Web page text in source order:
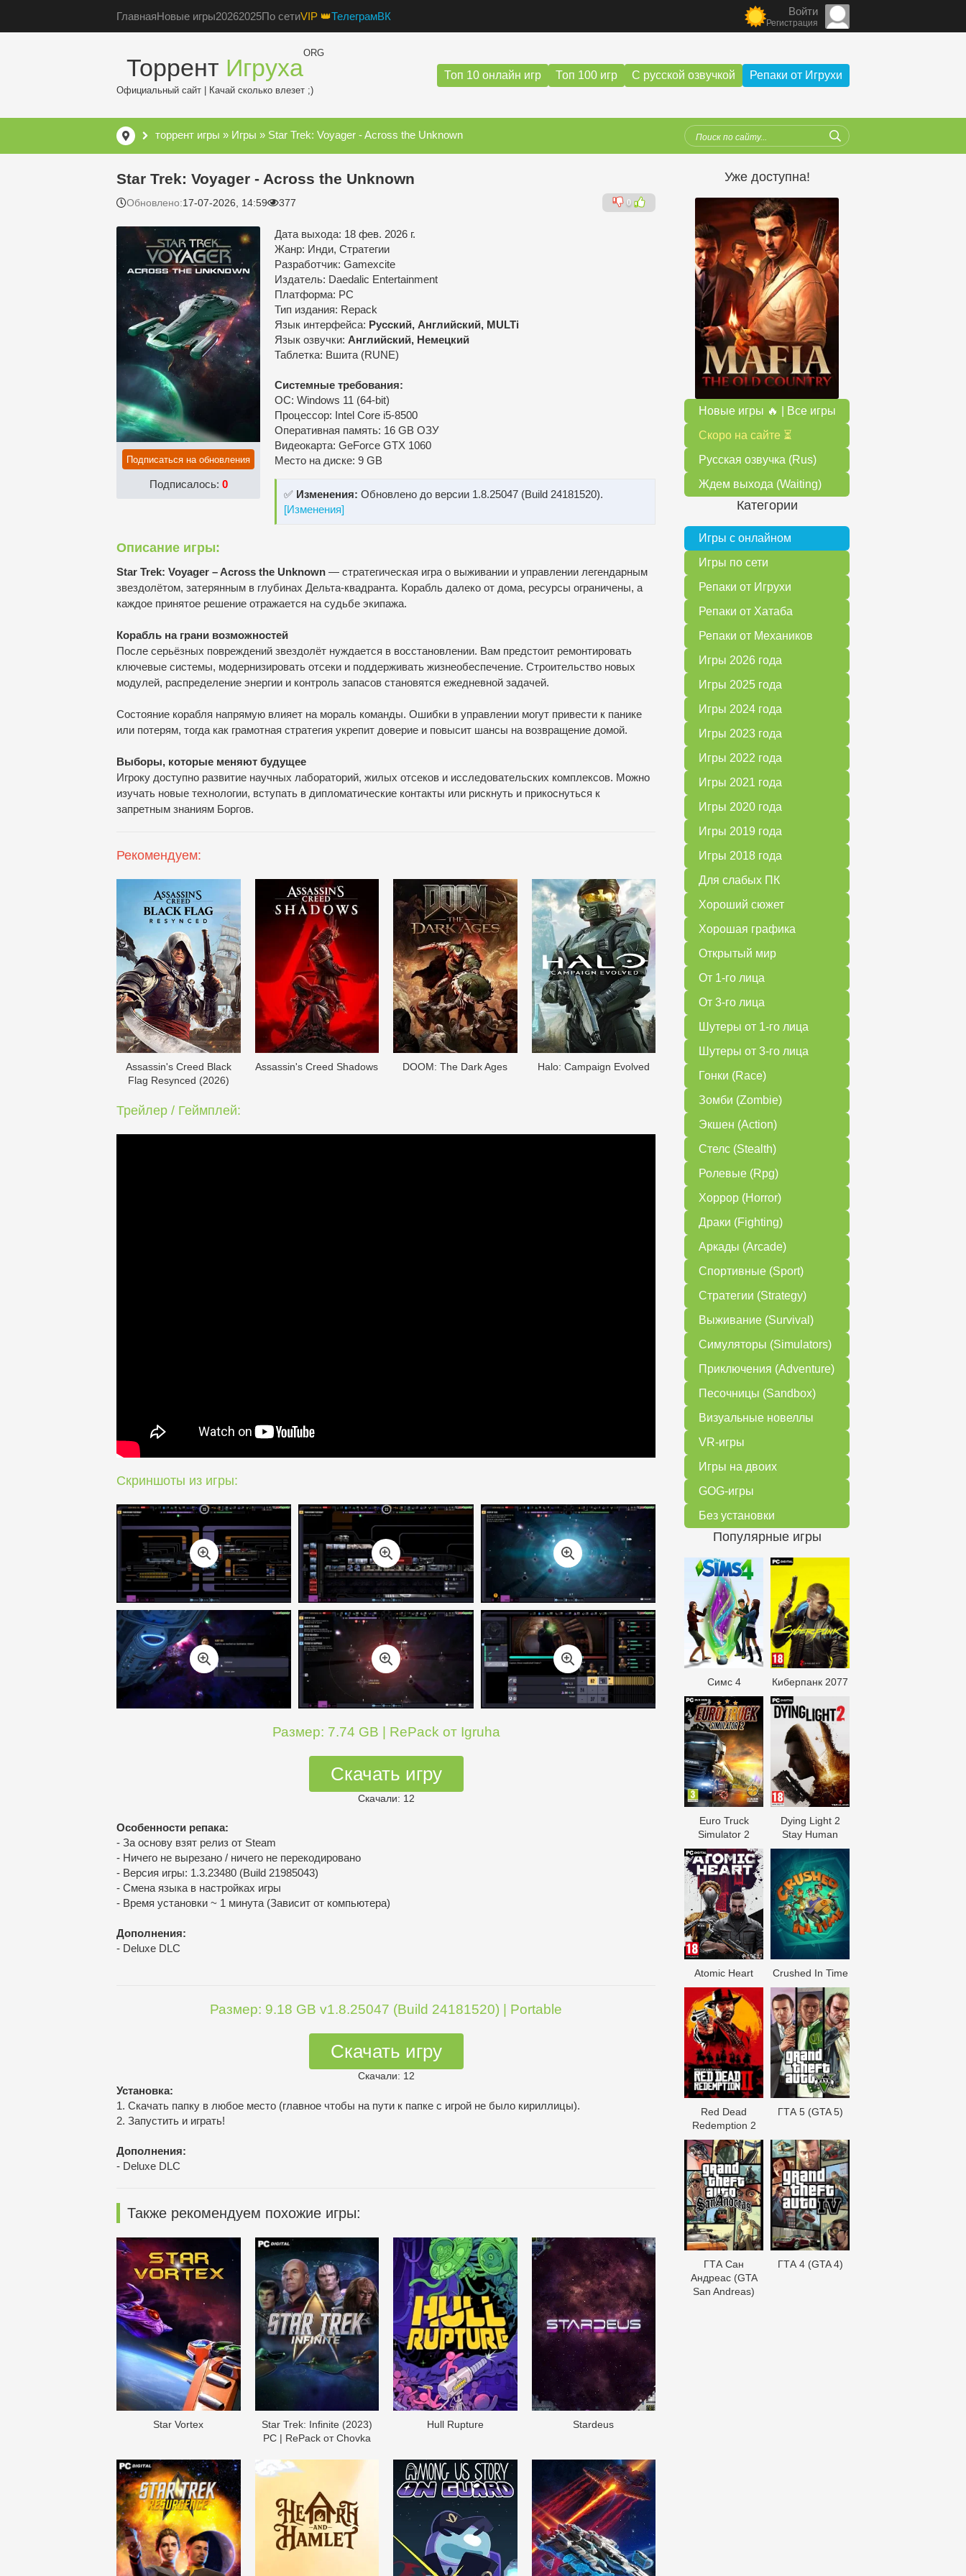
ГлавнаяНовые игры20262025По сетиVIP 👑ТелеграмВК Войти
Регистрация
Торрент Игруха
ORG
Официальный сайт | Качай сколько влезет ;)
Топ 10 онлайн игр Топ 100 игр С русской озвучкой Репаки от Игрухи
торрент игры » Игры » Star Trek: Voyager - Across the Unknown
Star Trek: Voyager - Across the Unknown
Обновлено:17-07-2026, 14:59 377 0
Подписаться на обновления
Подписалось: 0
Дата выхода: 18 фев. 2026 г.
Жанр: Инди, Стратегии
Разработчик: Gamexcite
Издатель: Daedalic Entertainment
Платформа: PC
Тип издания: Repack
Язык интерфейса: Русский, Английский, MULTi
Язык озвучки: Английский, Немецкий
Таблетка: Вшита (RUNE)
Системные требования:
ОС: Windows 11 (64-bit)
Процессор: Intel Core i5-8500
Оперативная память: 16 GB ОЗУ
Видеокарта: GeForce GTX 1060
Место на диске: 9 GB
✅ Изменения: Обновлено до версии 1.8.25047 (Build 24181520).
[Изменения]
Описание игры:
Star Trek: Voyager – Across the Unknown — стратегическая игра о выживании и управлении легендарным
звездолётом, затерянным в глубинах Дельта-квадранта. Корабль далеко от дома, ресурсы ограничены, а
каждое принятое решение отражается на судьбе экипажа.
Корабль на грани возможностей
После серьёзных повреждений звездолёт нуждается в восстановлении. Вам предстоит ремонтировать
ключевые системы, модернизировать отсеки и поддерживать жизнеобеспечение. Строительство новых
модулей, распределение энергии и контроль запасов становятся ежедневной задачей.
Состояние корабля напрямую влияет на мораль команды. Ошибки в управлении могут привести к панике
или потерям, тогда как грамотная стратегия укрепит доверие и повысит шансы на возвращение домой.
Выборы, которые меняют будущее
Игроку доступно развитие научных лабораторий, жилых отсеков и исследовательских комплексов. Можно
изучать новые технологии, вступать в дипломатические контакты или рискнуть и прикоснуться к
запретным знаниям Боргов.
Рекомендуем:
Assassin's Creed Black
Flag Resynced (2026)
Assassin's Creed Shadows DOОM: The Dark Ages Halo: Campaign Evolved
Трейлер / Геймплей:
Скриншоты из игры:
Размер: 7.74 GB | RePack от Igruha
Скачать игру
Скачали: 12
Особенности репака:
- За основу взят релиз от Steam
- Ничего не вырезано / ничего не перекодировано
- Версия игры: 1.3.23480 (Build 21985043)
- Смена языка в настройках игры
- Время установки ~ 1 минута (Зависит от компьютера)
Дополнения:
- Deluxe DLC
Размер: 9.18 GB v1.8.25047 (Build 24181520) | Portable
Скачать игру
Скачали: 12
Установка:
1. Скачать папку в любое место (главное чтобы на пути к папке с игрой не было кириллицы).
2. Запустить и играть!
Дополнения:
- Deluxe DLC
Также рекомендуем похожие игры:
Star Vortex
Star Trek: Infinite (2023)
PC | RePack от Chovka
Hull Rupture Stardeus
Уже доступна!
Новые игры 🔥 | Все игры
Скоро на сайте ⏳
Русская озвучка (Rus)
Ждем выхода (Waiting)
Категории
Игры с онлайном
Игры по сети
Репаки от Игрухи
Репаки от Хатаба
Репаки от Механиков
Игры 2026 года
Игры 2025 года
Игры 2024 года
Игры 2023 года
Игры 2022 года
Игры 2021 года
Игры 2020 года
Игры 2019 года
Игры 2018 года
Для слабых ПК
Хороший сюжет
Хорошая графика
Открытый мир
От 1-го лица
От 3-го лица
Шутеры от 1-го лица
Шутеры от 3-го лица
Гонки (Race)
Зомби (Zombie)
Экшен (Action)
Стелс (Stealth)
Ролевые (Rpg)
Хоррор (Horror)
Драки (Fighting)
Аркады (Arcade)
Спортивные (Sport)
Стратегии (Strategy)
Выживание (Survival)
Симуляторы (Simulators)
Приключения (Adventure)
Песочницы (Sandbox)
Визуальные новеллы
VR-игры
Игры на двоих
GOG-игры
Без установки
Популярные игры
Симс 4 Киберпанк 2077
Euro Truck
Simulator 2
Dying Light 2
Stay Human
Atomic Heart Crushed In Time
Red Dead
Redеmption 2
ГТА 5 (GTA 5)
ГТА Сан
Андреас (GTA
San Andreas)
ГТА 4 (GTA 4)